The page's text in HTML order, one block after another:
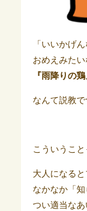
「いいかげ
おめえみたい
『雨降りの鶏
なんて説教で
こういうこと
大人になる
なかなか「知
つい適当なあ